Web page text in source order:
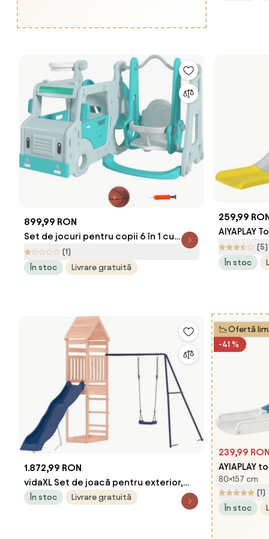
899,99 RON
Set de jocuri pentru copii 6 în 1 cu
tobogan, leagăn, cerc și mașină cu
volan, pentru copii 18-48 de luni,
(1)
În stoc
Livrare gratuită
259,99
AIYAPLAY
Coș de
pentru
(5)
În stoc
1.872,99 RON
vidaXL Set de joacă pentru exterior,
lemn masiv de douglas
În stoc Livrare gratuită
Ofertă
-41 %
239,99 RON
AYIAPLAY
copii, din
trepte
| Aosom
80×157 cm
(1)
În stoc